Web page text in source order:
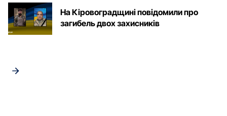
На Кіровоградщині повідомили про
загибель двох захисників